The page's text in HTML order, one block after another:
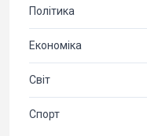
Політика
Економіка
Світ
Спорт